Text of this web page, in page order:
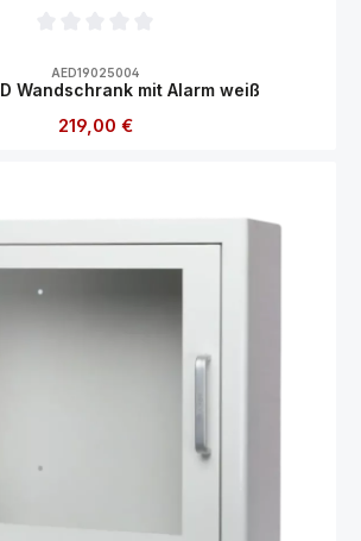
AED19025004
Wandschrank mit Alarm weiß
Regulärer Preis:
219,00 €